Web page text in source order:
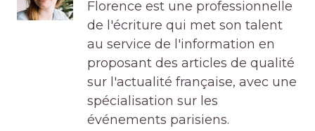
Florence est une professionnelle
de l'écriture qui met son talent
au service de l'information en
proposant des articles de qualité
sur l'actualité française, avec une
spécialisation sur les
événements parisiens.